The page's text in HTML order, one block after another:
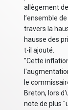
allègement
l’ensemble
travers la
hausse des
t-il ajouté.
"Cette
le
Breton, lors
note de plus